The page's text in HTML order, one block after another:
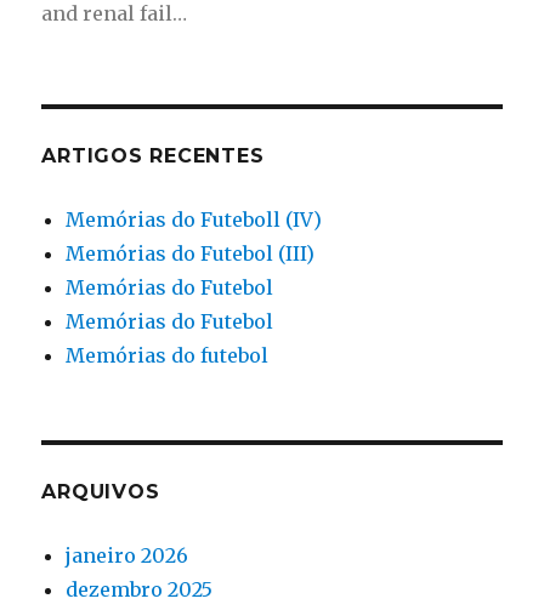
and renal fail…
ARTIGOS RECENTES
Memórias do Futeboll (IV)
Memórias do Futebol (III)
Memórias do Futebol
Memórias do Futebol
Memórias do futebol
ARQUIVOS
janeiro 2026
dezembro 2025